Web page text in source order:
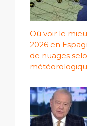
Où voir le
2026 en
de nuages